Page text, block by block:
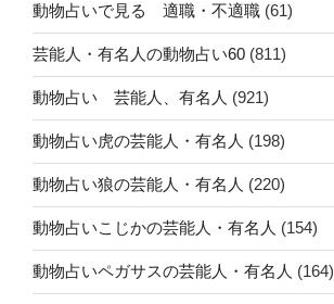
動物占いで見る 適職・不適職 (61)
芸能人・有名人の動物占い60 (811)
動物占い 芸能人、有名人 (921)
動物占い虎の芸能人・有名人 (198)
動物占い狼の芸能人・有名人 (220)
動物占いこじかの芸能人・有名人 (154)
動物占いペガサスの芸能人・有名人 (164)